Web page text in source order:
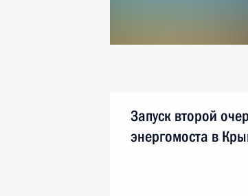
Запуск второй
энергомоста в